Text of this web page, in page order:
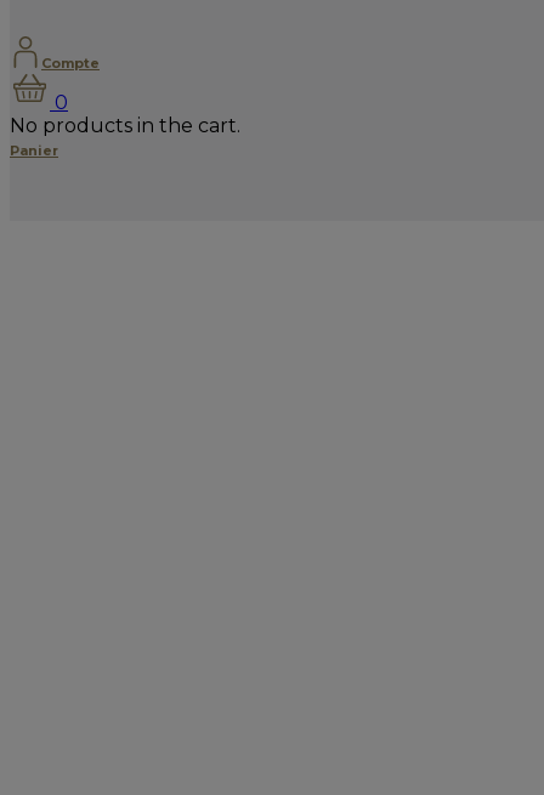
Compte
0
No products in the cart.
Panier